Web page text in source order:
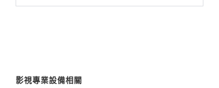
影視專業設備相關